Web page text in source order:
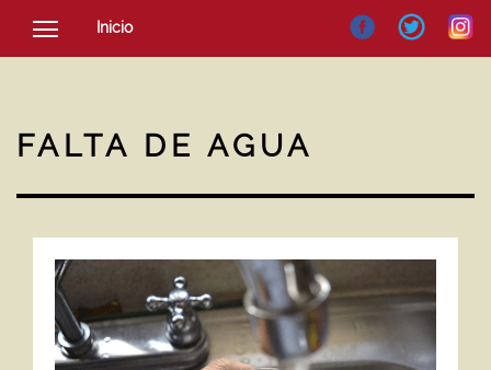
Inicio
SOCIEDAD
NOTICIAS
FALTA DE AGUA